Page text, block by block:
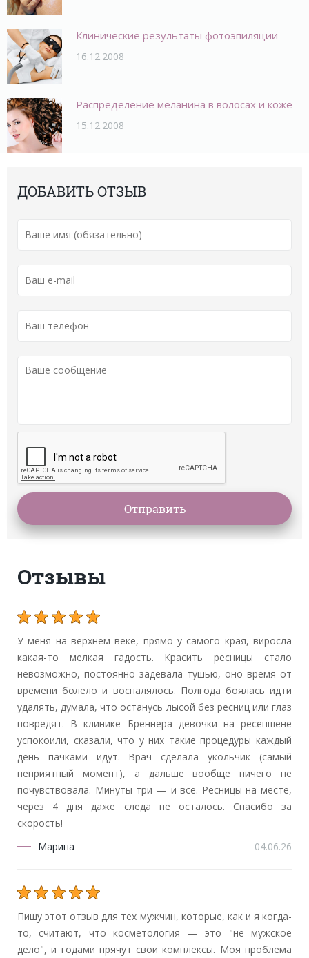
Клинические результаты фотоэпиляции
16.12.2008
Распределение меланина в волосах и коже
15.12.2008
ДОБАВИТЬ ОТЗЫВ
Отзывы
У меня на верхнем веке, прямо у самого края, виросла
какая-то мелкая гадость. Красить ресницы стало
невозможно, постоянно задевала тушью, оно время от
времени болело и воспалялось. Полгода боялась идти
удалять, думала, что останусь лысой без ресниц или глаз
повредят. В клинике Бреннера девочки на ресепшене
успокоили, сказали, что у них такие процедуры каждый
день пачками идут. Врач сделала укольчик (самый
неприятный момент), а дальше вообще ничего не
почувствовала. Минуты три — и все. Ресницы на месте,
через 4 дня даже следа не осталось. Спасибо за
скорость!
Марина
04.06.26
Пишу этот отзыв для тех мужчин, которые, как и я когда-
то, считают, что косметология — это "не мужское
дело", и годами прячут свои комплексы. Моя проблема